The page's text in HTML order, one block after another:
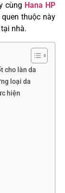
cùng Hana HP
thuộc này
nhà.
cho làn da
loại da
hiện